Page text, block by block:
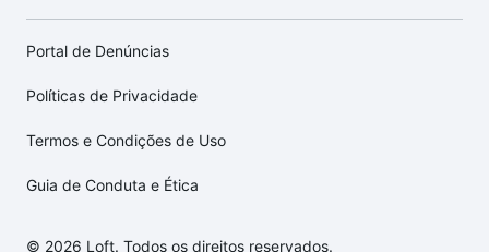
Portal de Denúncias
Políticas de Privacidade
Termos e Condições de Uso
Guia de Conduta e Ética
© 2026 Loft. Todos os direitos reservados.